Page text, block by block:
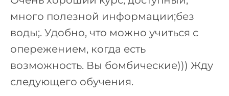
много полезной информации;без
воды;. Удобно, что можно учиться с
опережением, когда есть
возможность. Вы бомбические))) Жду
следующего обучения.